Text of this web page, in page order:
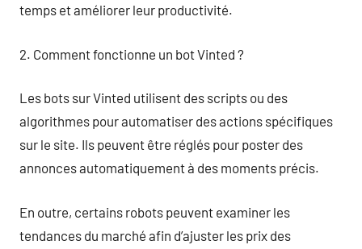
temps et améliorer leur productivité.
2. Comment fonctionne un bot Vinted ?
Les bots sur Vinted utilisent des scripts ou des
algorithmes pour automatiser des actions spécifiques
sur le site. Ils peuvent être réglés pour poster des
annonces automatiquement à des moments précis.
En outre, certains robots peuvent examiner les
tendances du marché afin d’ajuster les prix des